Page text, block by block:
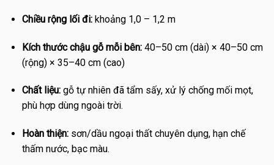
Chiều rộng lối đi:khoảng 1,0 – 1,2 m
Kích thước chậu gỗ mỗi bên:40–50 cm (dài) × 40–50 cm
(rộng) × 35–40 cm (cao)
Chất liệu:gỗ tự nhiên đã tẩm sấy, xử lý chống mối mọt,
phù hợp dùng ngoài trời.
Hoàn thiện:sơn/dầu ngoại thất chuyên dụng, hạn chế
thấm nước, bạc màu.